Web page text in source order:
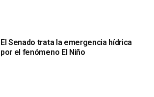
El Senado trata la emergencia hídrica
por el fenómeno El Niño